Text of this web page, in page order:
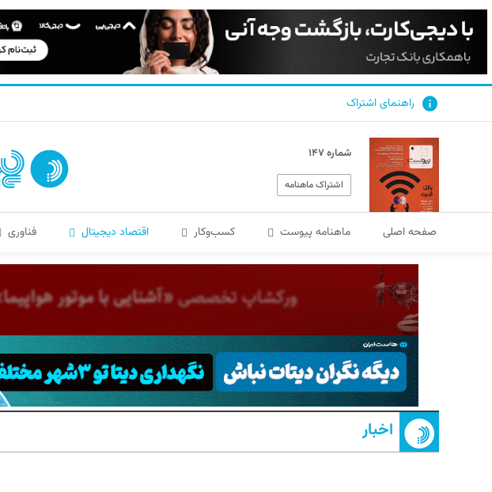
راهنمای اشتراک
شماره ۱۴۷
اشتراک ماهنامه
صفحه اصلی ماهنامه پیوست کسب‌و‌کار اقتصاد دیجیتال فناوری
اخبار